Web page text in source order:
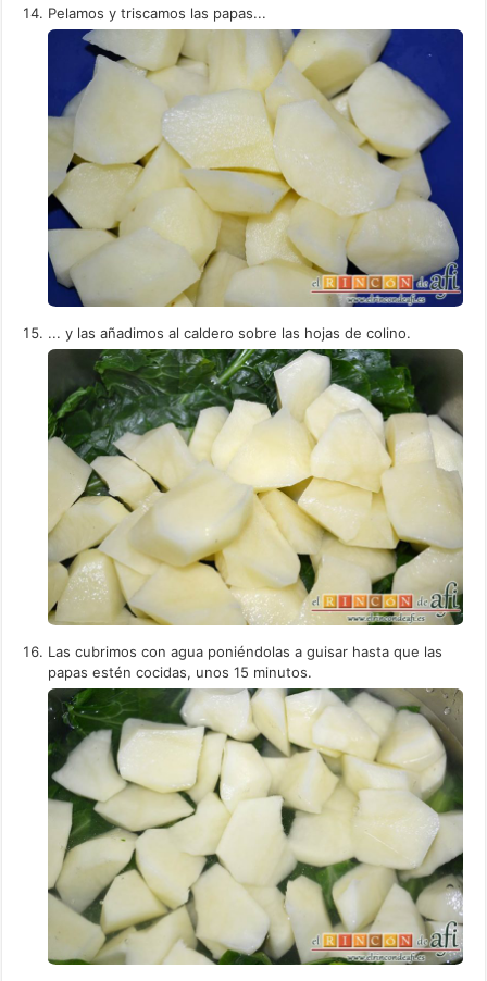
Pelamos y triscamos las papas...
... y las añadimos al caldero sobre las hojas de colino.
Las cubrimos con agua poniéndolas a guisar hasta que las
papas estén cocidas, unos 15 minutos.